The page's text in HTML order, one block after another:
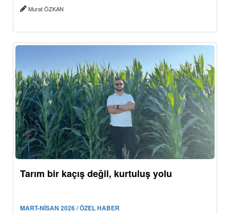
Murat ÖZKAN
Tarım bir kaçış değil, kurtuluş yolu
MART-NİSAN 2026 / ÖZEL HABER